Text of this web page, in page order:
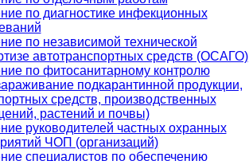
по диагностике инфекционных
по независимой технической
автотранспортных средств (ОСАГО)
по фитосанитарному контролю
подкарантинной продукции,
средств, производственных
растений и почвы)
руководителей частных охранных
ЧОП (организаций)
специалистов по обеспечению